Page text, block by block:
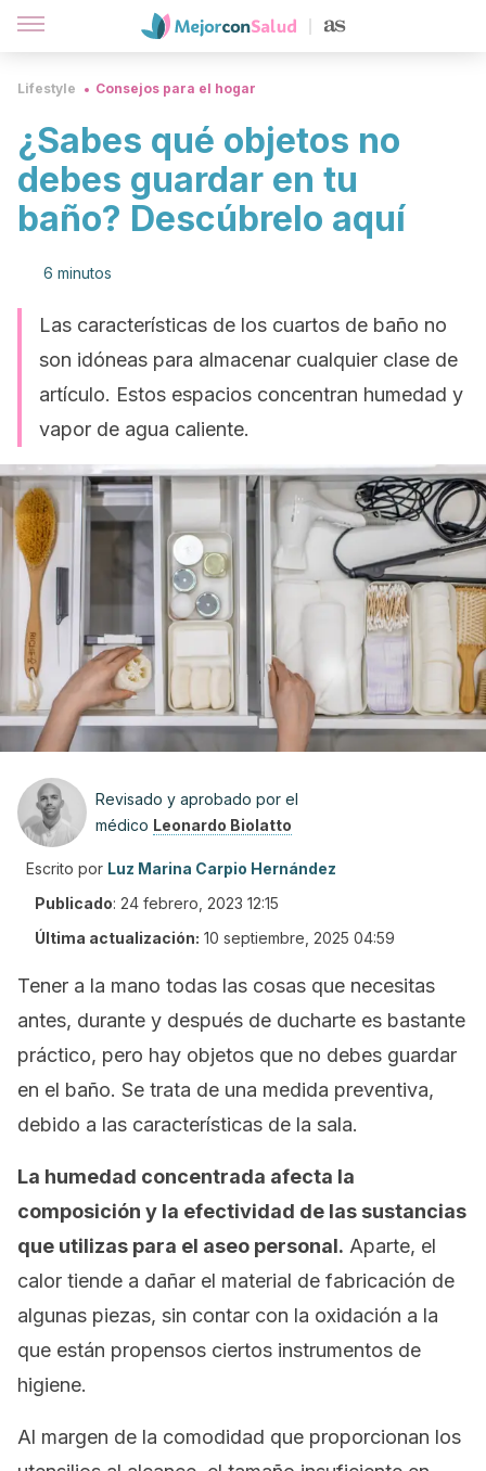
Lifestyle Consejos para el hogar
¿Sabes qué objetos no
debes guardar en tu
baño? Descúbrelo aquí
6 minutos
Las características de los cuartos de baño no
son idóneas para almacenar cualquier clase de
artículo. Estos espacios concentran humedad y
vapor de agua caliente.
Revisado y aprobado por el
médico Leonardo Biolatto
Escrito por Luz Marina Carpio Hernández
Publicado: 24 febrero, 2023 12:15
Última actualización: 10 septiembre, 2025 04:59
Tener a la mano todas las cosas que necesitas
antes, durante y después de ducharte es bastante
práctico, pero hay objetos que no debes guardar
en el baño. Se trata de una medida preventiva,
debido a las características de la sala.
La humedad concentrada afecta la
composición y la efectividad de las sustancias
que utilizas para el aseo personal. Aparte, el
calor tiende a dañar el material de fabricación de
algunas piezas, sin contar con la oxidación a la
que están propensos ciertos instrumentos de
higiene.
Al margen de la comodidad que proporcionan los